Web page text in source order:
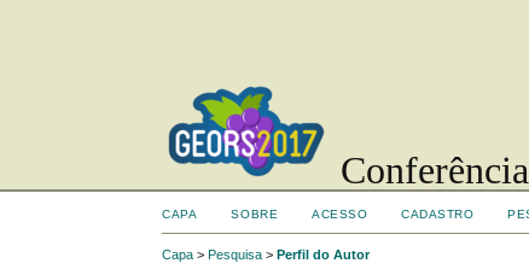
CAPA SOBRE ACESSO CADASTRO
Capa >Pesquisa >Perfil do Autor